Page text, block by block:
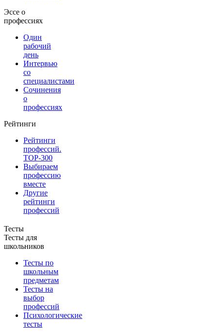
Эссе о
профессиях
Один
рабочий
день
Интервью
со
специалистами
Сочинения
о
профессиях
Рейтинги
Рейтинги
профессий.
TOP-300
Выбираем
профессию
вместе
Другие
рейтинги
профессий
Тесты
Тесты для
школьников
Тесты по
школьным
предметам
Тесты на
выбор
профессий
Психологические
тесты